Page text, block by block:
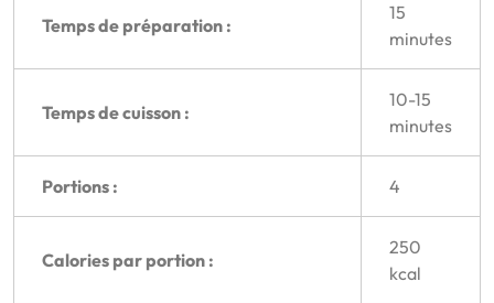
Temps de préparation :
15
minutes
Temps de cuisson :
10-15
minutes
Portions : 4
Calories par portion :
250
kcal